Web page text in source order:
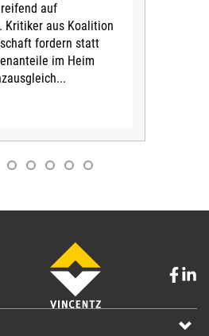
auf
Kritiker aus Koalition
fordern statt
im Heim